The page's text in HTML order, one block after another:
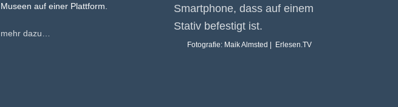
Museen auf einer Plattform.
mehr dazu…
Fotografie: Maik Almsted | Erlesen.TV